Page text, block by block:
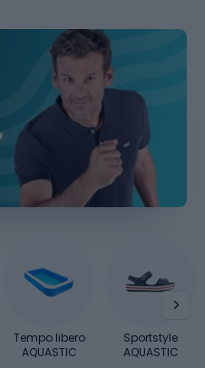
Tempo libero
AQUASTIC
Sportstyle
AQUASTIC